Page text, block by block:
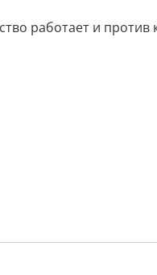
работает и против